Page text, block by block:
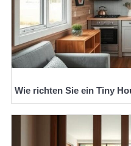
Wie richten Sie ein Tiny